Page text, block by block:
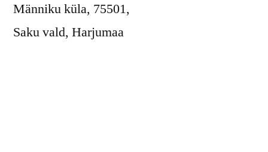
Männiku küla, 75501,
Saku vald, Harjumaa